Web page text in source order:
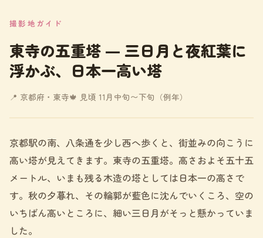
撮影地ガイド
東寺の五重塔 ― 三日月と夜紅葉に
浮かぶ、日本一高い塔
📍 京都府・東寺🍁 見頃 11月中旬〜下旬（例年）
京都駅の南、八条通を少し西へ歩くと、街並みの向こうに
高い塔が見えてきます。東寺の五重塔。高さおよそ五十五
メートル、いまも残る木造の塔としては日本一の高さで
す。秋の夕暮れ、その輪郭が藍色に沈んでいくころ、空の
いちばん高いところに、細い三日月がそっと懸かっていま
した。